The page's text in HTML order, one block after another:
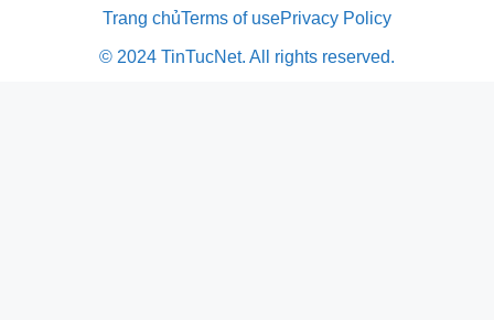
Trang chủTerms of usePrivacy Policy
© 2024 TinTucNet. All rights reserved.